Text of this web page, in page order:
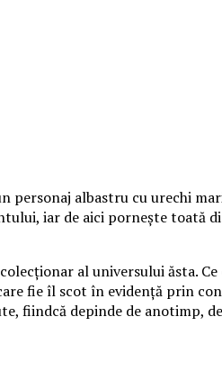
personaj albastru cu urechi
iar de aici pornește toată
al universului ăsta.
fie îl scot în evidență prin
fiindcă depinde de anotimp,